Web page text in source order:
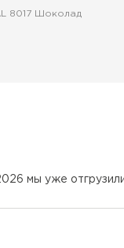
8017 Шоколад
мы уже